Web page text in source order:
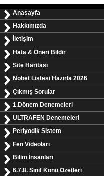
Anasayfa
Hakkımızda
İletişim
Hata & Öneri Bildir
Site Haritası
Nöbet Listesi Hazırla 2026
Çıkmış Sorular
1.Dönem Denemeleri
ULTRAFEN Denemeleri
Periyodik Sistem
Fen Videoları
Bilim İnsanları
6.7.8. Sınıf Konu Özetleri